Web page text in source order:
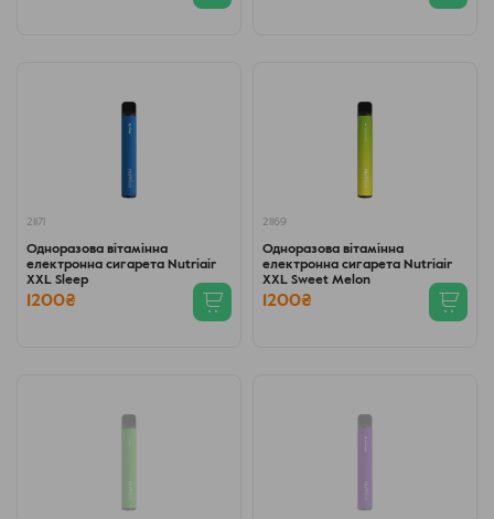
21171
Одноразова вітамінна
електронна сигарета Nutriair
XXL Sleep
1200₴
21169
Одноразова вітамінна
електронна сигарета Nutriair
XXL Sweet Melon
1200₴